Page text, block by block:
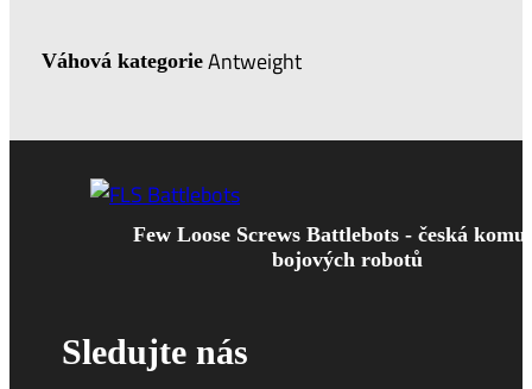
Váhová kategorie Antweight
Few Loose Screws Battlebots - česká
bojových robotů
Sledujte nás